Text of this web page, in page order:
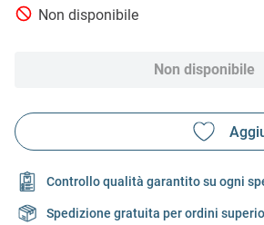
Non disponibile
Non disponibile
Controllo qualità garantito su ogni
Spedizione gratuita per ordini